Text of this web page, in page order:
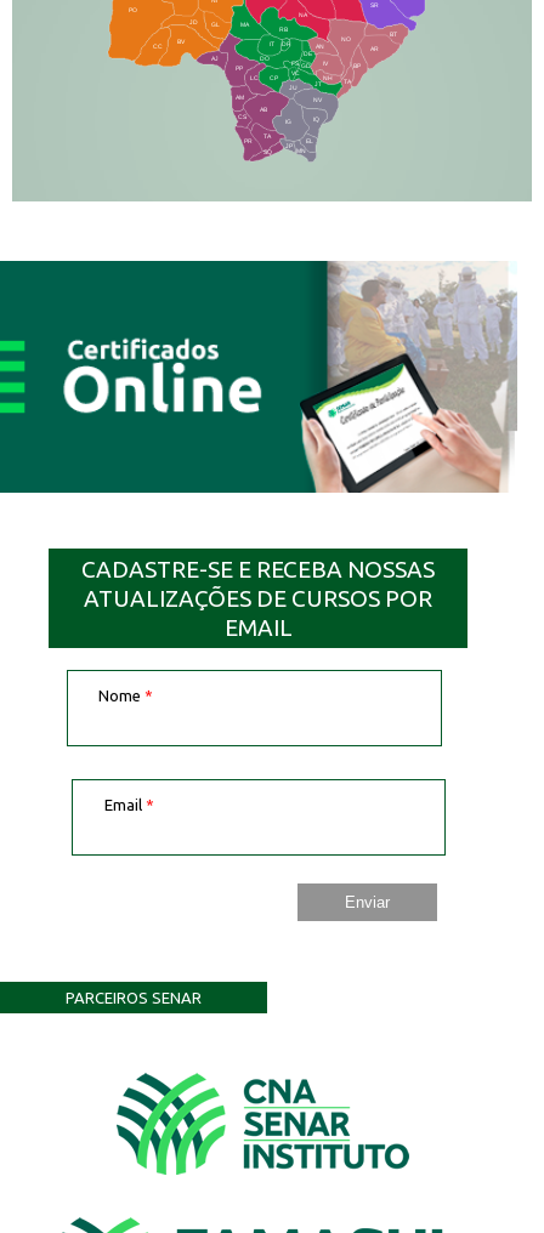
SR
BT
AR
NA
TA
NH
JT
RB
MA
IT
DR
DO
CP
JU
NV
IQ
EL
JD
PO
BV
CC
PP
AJ
LC
AM
AB
JP
CS
PR
TA
SQ
IG
MN
NO
BP
GL
AN
IV
FS
VC
GD
DE
CADASTRE-SE E RECEBA NOSSAS
ATUALIZAÇÕES DE CURSOS POR
EMAIL
Nome *
Email *
PARCEIROS SENAR